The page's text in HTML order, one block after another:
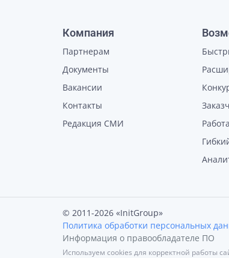
Компания
Партнерам
Документы
Вакансии
Контакты
Редакция СМИ
© 2011-2026 «InitGroup»
Политика обработки персональных
Информация о правообладателе ПО
Используем cookies для корректной работы